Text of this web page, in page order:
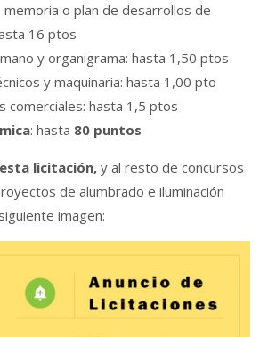
o plan de desarrollos de
16 ptos
y organigrama: hasta 1,50 ptos
y maquinaria: hasta 1,00 pto
comerciales: hasta 1,5 ptos
: hasta 80 puntos
licitación, y al resto de concursos
de alumbrado e iluminación
imagen: